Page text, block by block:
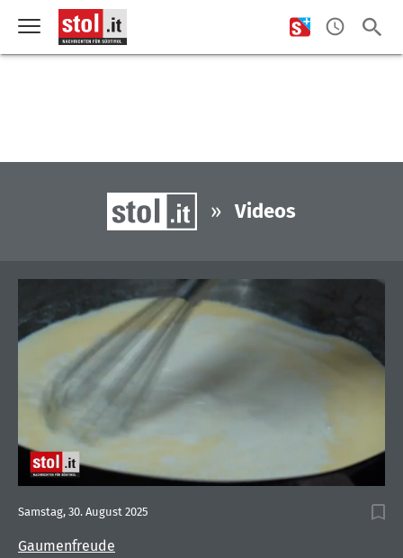
» Videos
seconds
of
minute,
Gaumenfreude
Samstag, 30. August 2025